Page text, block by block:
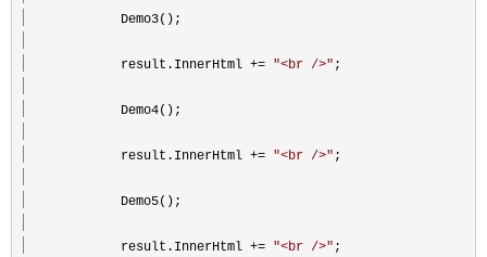
Demo3();
result.InnerHtml += "<br />" ;
Demo4();
result.InnerHtml += "<br />" ;
Demo5();
result.InnerHtml += "<br />" ;